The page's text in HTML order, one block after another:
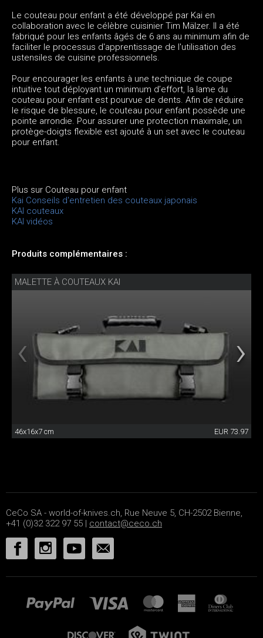
Le couteau pour enfant a été développé par Kai en
collaboration avec le célèbre cuisinier Tim Mälzer. Il a été
fabriqué pour les enfants âgés de 6 ans au minimum afin de
faciliter le processus d'apprentissage de l'utilisation des
ustensiles de cuisine professionnels.
Pour encourager les enfants à une technique de coupe
intuitive tout déployant un minimum d’effort, la lame du
couteau pour enfant est pourvue de dents. Afin de réduire
le risque de blessure, le couteau pour enfant possède une
pointe arrondie. Pour assurer une protection maximale, un
protège-doigts flexible est ajouté à un set avec le couteau
pour enfant.
Plus sur Couteau pour enfant
Kai Conseils d'entretien des couteaux japonais
KAI couteaux
KAI vidéos
Produits complémentaires :
MALETTE À COUTEAUX KAI
46x16x7 cm EUR 73.97
CeCo SA - world-of-knives.ch, Rue Neuve 5, CH-2502 Bienne,
+41 (0)32 322 97 55 | contact@ceco.ch